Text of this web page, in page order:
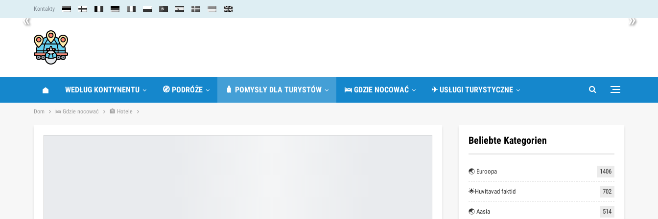
« »
Kontakty
WEDŁUG KONTYNENTU 🧭 PODRÓŻE 🧳 POMYSŁY DLA TURYSTÓW 🛌 GDZIE NOCOWAĆ ✈ USŁUGI TURYSTYCZNE
Dom 🛌 Gdzie nocować 🏨 Hotele
Beliebte Kategorien
🌏 Euroopa 1406
🌟Huvitavad faktid 702
🌏 Aasia 514